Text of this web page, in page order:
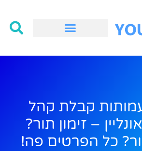
קבלת קהל
– זימון תור?
כל הפרטים פה!